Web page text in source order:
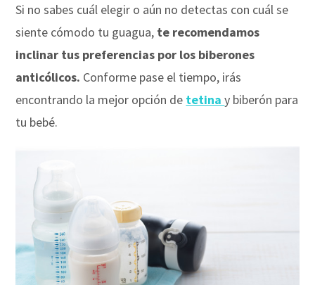
Si no sabes cuál elegir o aún no detectas con cuál se
siente cómodo tu guagua, te recomendamos
inclinar tus preferencias por los biberones
anticólicos. Conforme pase el tiempo, irás
encontrando la mejor opción de tetinay biberón para
tu bebé.